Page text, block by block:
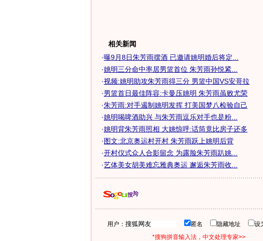
相关新闻
·曝9月8日朱芳雨摆酒 已邀请姚明婚后将定...
·姚明三分命中率居男篮首位 朱芳雨孙悦紧...
·视频:姚明助攻朱芳雨得三分 男篮中国VS安哥拉
·男篮首日最佳阵容:卡曼压姚明 朱芳雨虽败尤荣
·朱芳雨:对手遏制姚明发挥 打美国梦八检验自己
·姚明喝啤酒助兴 与朱芳雨逗乐对手也是粉...
·姚明背朱芳雨照相 大姚惊呼:话筒竟比房子还多
·图文:北京奥运村开村 朱芳雨跃上姚明后背
·开村仪式众人合影留念 为露脸朱芳雨趴姚...
·艺体美女胡美难忘雅典奥运 邂逅朱芳雨收...
用户： 匿名 隐藏地址
设
*搜狗拼音输入法，中文处理专家>>